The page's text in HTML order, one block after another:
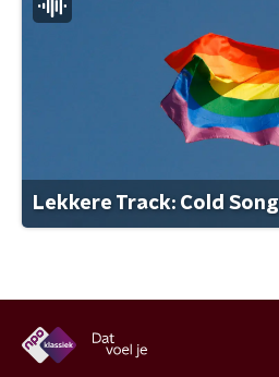
Lekkere Track: Cold Song